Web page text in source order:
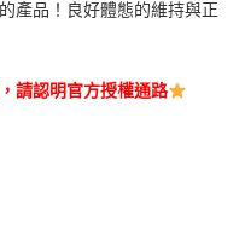
產品！良好體態的維持與正
請認明官方授權通路